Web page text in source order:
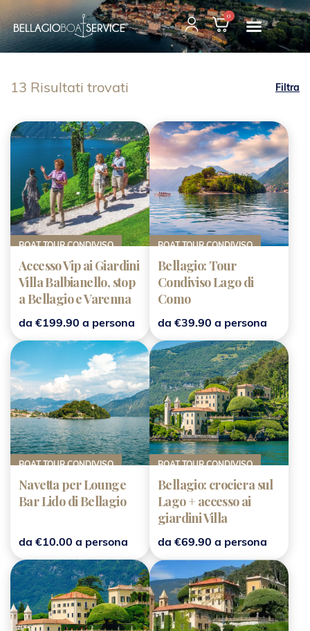
0
13 Risultati trovati Filtra
BOAT TOUR CONDIVISO
Accesso Vip ai Giardini
Villa Balbianello, stop
a Bellagio e Varenna
(tour condiviso)
da €199.90 a persona
BOAT TOUR CONDIVISO
Bellagio: Tour
Condiviso Lago di
Como
da €39.90 a persona
BOAT TOUR CONDIVISO
Navetta per Lounge
Bar Lido di Bellagio
da €10.00 a persona
BOAT TOUR CONDIVISO
Bellagio: crociera sul
Lago + accesso ai
giardini Villa
Balbianello
da €69.90 a persona